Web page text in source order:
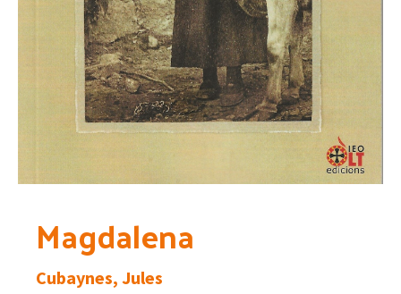
Magdalena
Cubaynes, Jules